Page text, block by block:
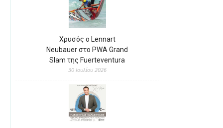
Χρυσός ο Lennart
Neubauer στο PWA Grand
Slam της Fuerteventura
30 Ιουλίου 2026